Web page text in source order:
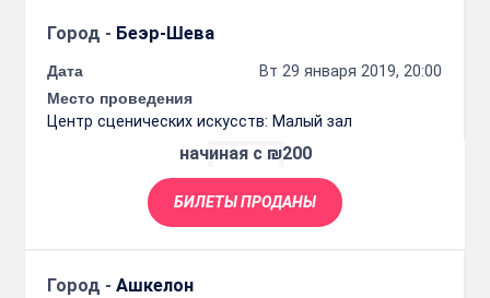
Город - Беэр-Шева
Дата
Вт 29 января 2019, 20:00
Место проведения
Центр сценических искусств: Малый зал
начиная с ₪200
БИЛЕТЫ ПРОДАНЫ
Город - Ашкелон